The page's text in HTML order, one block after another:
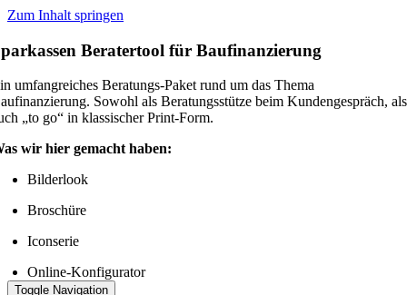
Zum Inhalt springen
Toggle Navigation
Beratertool für Baufinanzierung
umfangreiches Beratungs-Paket rund um das Thema
Sowohl als Beratungsstütze beim Kundengespräch, als
„to go“ in klassischer Print-Form.
wir hier gemacht haben:
Bilderlook
Broschüre
Iconserie
Online-Konfigurator